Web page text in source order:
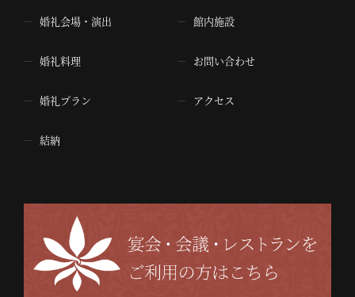
婚礼会場・演出
婚礼料理
婚礼プラン
結納
館内施設
お問い合わせ
アクセス